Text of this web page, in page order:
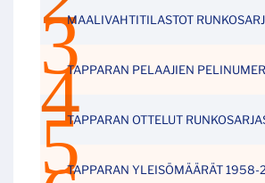
MAALIVAHTITILASTOT
TAPPARAN PELAAJIEN
TAPPARAN OTTELUT
TAPPARAN YLEISÖMÄÄRÄT 1958-